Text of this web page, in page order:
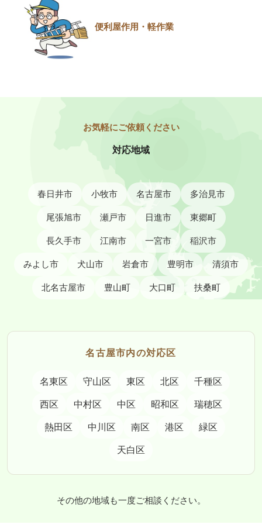
便利屋作用・軽作業
対応地域
春日井市 小牧市 名古屋市 多治見市
尾張旭市 瀬戸市 日進市 東郷町
長久手市 江南市 一宮市 稲沢市
みよし市 犬山市 岩倉市 豊明市 清須市
北名古屋市 豊山町 大口町 扶桑町
名古屋市内の対応区
名東区 守山区 東区 北区 千種区
西区 中村区 中区 昭和区 瑞穂区
熱田区 中川区 南区 港区 緑区
天白区
その他の地域も一度ご相談ください。